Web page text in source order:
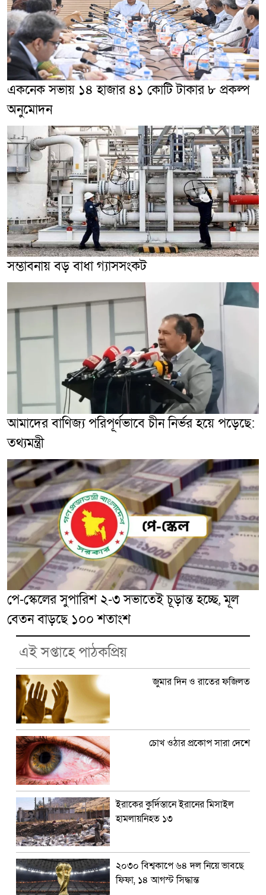
একনেক সভায় ১৪ হাজার ৪১ কোটি টাকার ৮ প্রকল্প
অনুমোদন
সম্ভাবনায় বড় বাধা গ্যাসসংকট
আমাদের বাণিজ্য পরিপূর্ণভাবে চীন নির্ভর হয়ে পড়েছে:
তথ্যমন্ত্রী
পে-স্কেলের সুপারিশ ২-৩ সভাতেই চূড়ান্ত হচ্ছে, মূল
বেতন বাড়ছে ১০০ শতাংশ
এই সপ্তাহে পাঠকপ্রিয়
জুমার দিন ও রাতের ফজিলত
চোখ ওঠার প্রকোপ সারা দেশে
ইরাকের কুর্দিস্তানে ইরানের মিসাইল
হামলায়নিহত ১৩
২০৩০ বিশ্বকাপে ৬৪ দল নিয়ে ভাবছে
ফিফা, ১৪ আগস্ট সিদ্ধান্ত